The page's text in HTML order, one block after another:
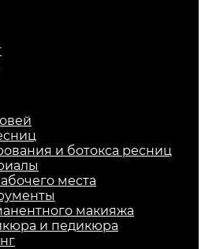
и ботокса ресниц
места
макияжа
и педикюра